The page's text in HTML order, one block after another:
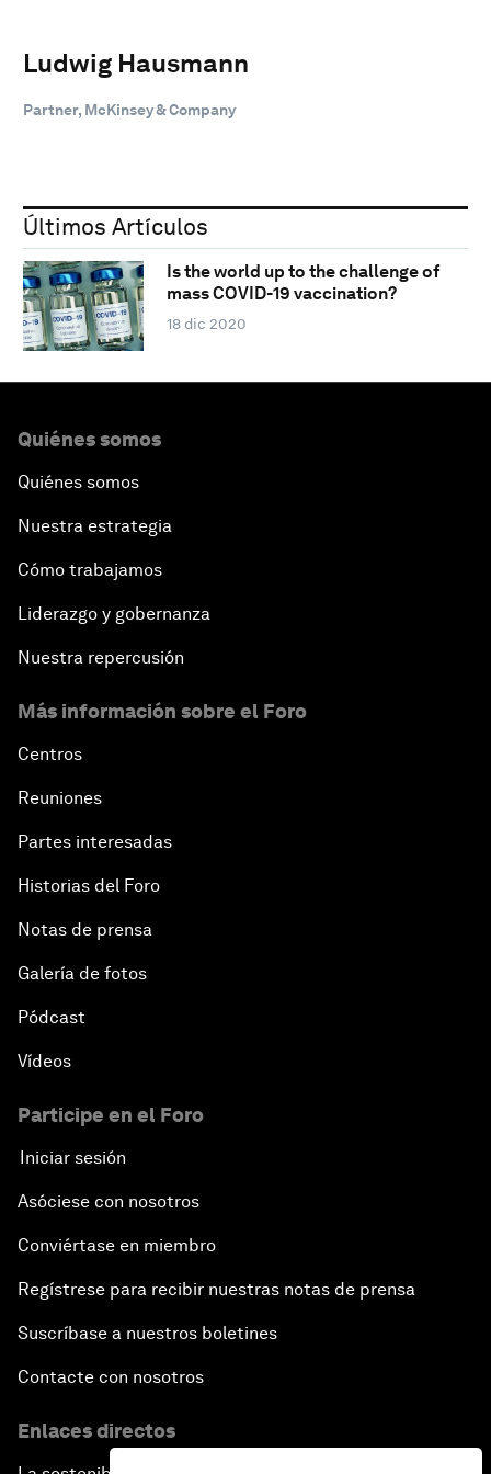
Ludwig Hausmann
Partner, McKinsey & Company
Últimos Artículos
Is the world up to the challenge of
mass COVID-19 vaccination?
18 dic 2020
Quiénes somos
Quiénes somos
Nuestra estrategia
Cómo trabajamos
Liderazgo y gobernanza
Nuestra repercusión
Más información sobre el Foro
Centros
Reuniones
Partes interesadas
Historias del Foro
Notas de prensa
Galería de fotos
Pódcast
Vídeos
Participe en el Foro
Iniciar sesión
Asóciese con nosotros
Conviértase en miembro
Regístrese para recibir nuestras notas de prensa
Suscríbase a nuestros boletines
Contacte con nosotros
Enlaces directos